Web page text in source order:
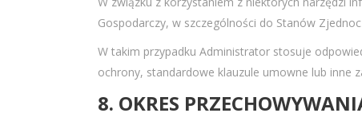
Gospodarczy, w szczególności do Stanów
W takim przypadku Administrator stosuje
ochrony, standardowe klauzule umowne lub inne
8. OKRES